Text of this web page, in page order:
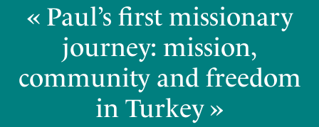
« Paul’s first missionary
journey: mission,
community and freedom
in Turkey »